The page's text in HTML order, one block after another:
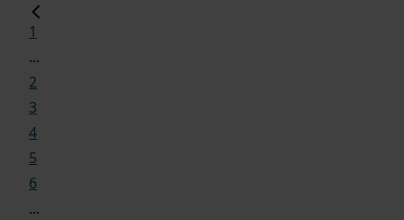
1
...
2
3
4
5
6
...